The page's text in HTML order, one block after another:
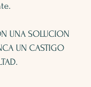
UNA SOLUCION
UN CASTIGO